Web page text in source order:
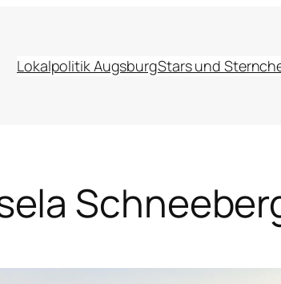
Lokalpolitik AugsburgStars und